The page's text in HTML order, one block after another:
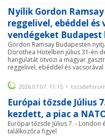
Nyílik Gordon
reggelivel, ebéddel
vendégeket Budapest
Gordon Ramsay Budapesten
Dorothea Hotelben július 31-én
hangulatát ötvözi a magyar
reggelivel, ebéddel és vacsorával
2026.07.07. 11:15 •
Európai tőzsde Július
kezdett, a piac a
Európai tőzsde Július 7. - London
találkozóra figyel